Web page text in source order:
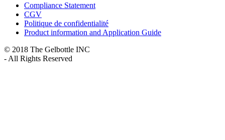
Compliance Statement
CGV
Politique de confidentialité
Product information and Application Guide
© 2018 The Gelbottle INC
- All Rights Reserved